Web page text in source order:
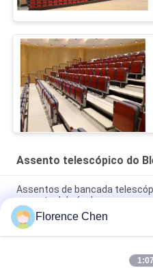
Assento telescópico do
Assentos de bancada
assento dobrável
Purificador telescópico em
compensado ou PVC com
Florence Chen